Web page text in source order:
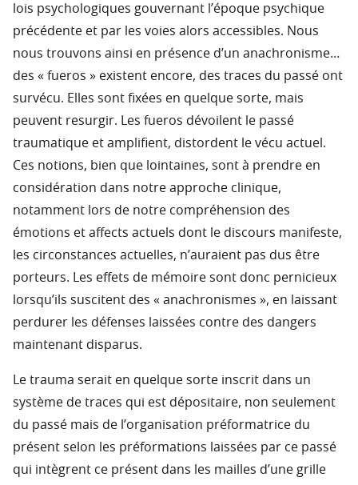
lois psychologiques gouvernant l’époque psychique
précédente et par les voies alors accessibles. Nous
nous trouvons ainsi en présence d’un anachronisme…
des « fueros » existent encore, des traces du passé ont
survécu. Elles sont fixées en quelque sorte, mais
peuvent resurgir. Les fueros dévoilent le passé
traumatique et amplifient, distordent le vécu actuel.
Ces notions, bien que lointaines, sont à prendre en
considération dans notre approche clinique,
notamment lors de notre compréhension des
émotions et affects actuels dont le discours manifeste,
les circonstances actuelles, n’auraient pas dus être
porteurs. Les effets de mémoire sont donc pernicieux
lorsqu’ils suscitent des « anachronismes », en laissant
perdurer les défenses laissées contre des dangers
maintenant disparus.
Le trauma serait en quelque sorte inscrit dans un
système de traces qui est dépositaire, non seulement
du passé mais de l’organisation préformatrice du
présent selon les préformations laissées par ce passé
qui intègrent ce présent dans les mailles d’une grille